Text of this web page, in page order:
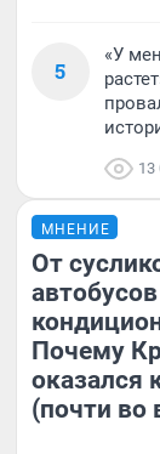
5
«У
13
МНЕНИЕ
От
Почему
оказался
(почти во